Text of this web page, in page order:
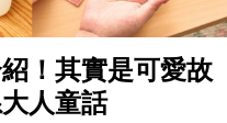
！其實是可愛故
人童話